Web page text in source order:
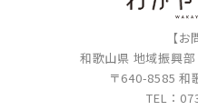
【お
和歌山県 地域振興
〒640-8585 和
TEL：